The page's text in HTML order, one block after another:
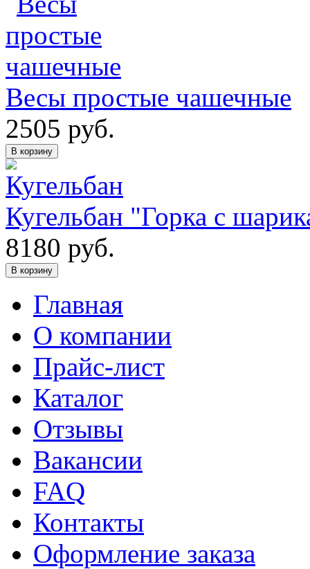
Весы простые чашечные
2505 руб.
В корзину
Кугельбан "Горка с
8180 руб.
В корзину
Главная
О компании
Прайс-лист
Каталог
Отзывы
Вакансии
FAQ
Контакты
Оформление заказа